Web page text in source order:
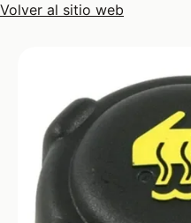
Volver al sitio web